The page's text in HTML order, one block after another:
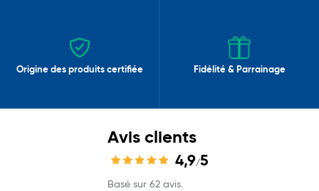
Origine des produits certifiée Fidélité & Parrainage
Avis clients
4,9/5
Basé sur 62 avis.